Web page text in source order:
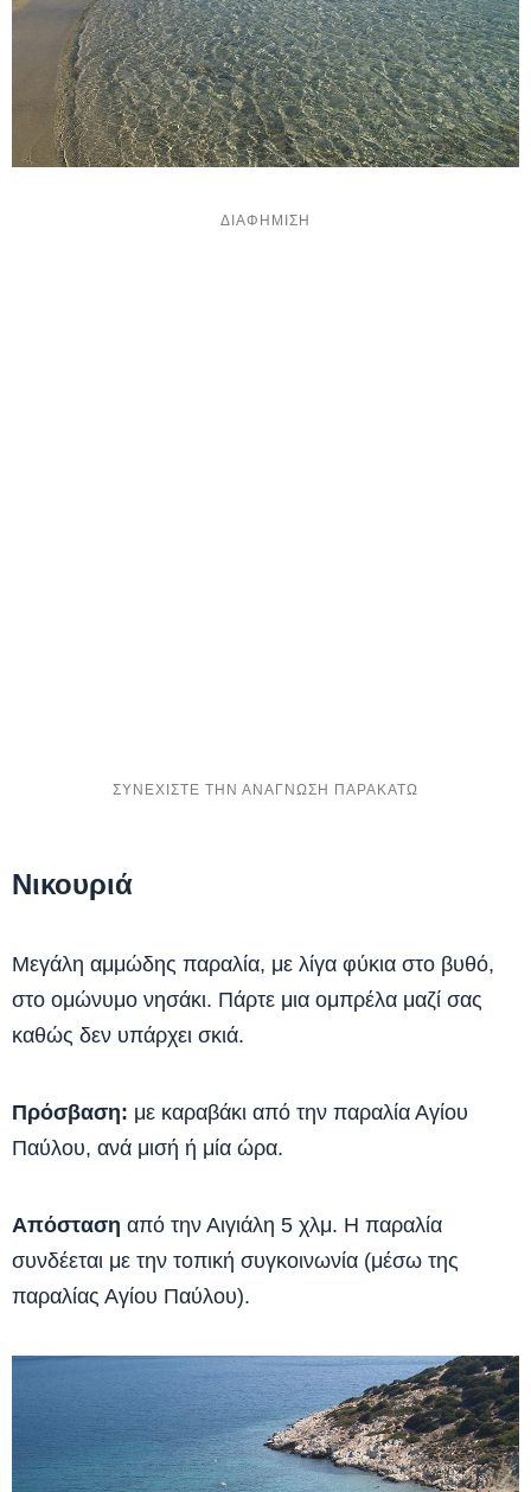
Νικουριά
Μεγάλη αμμώδης παραλία, με λίγα φύκια στο βυθό,
στο ομώνυμο νησάκι. Πάρτε μια ομπρέλα μαζί σας
καθώς δεν υπάρχει σκιά.
Πρόσβαση: με καραβάκι από την παραλία Αγίου
Παύλου, ανά μισή ή μία ώρα.
Απόσταση από την Αιγιάλη 5 χλμ. Η παραλία
συνδέεται με την τοπική συγκοινωνία (μέσω της
παραλίας Αγίου Παύλου).